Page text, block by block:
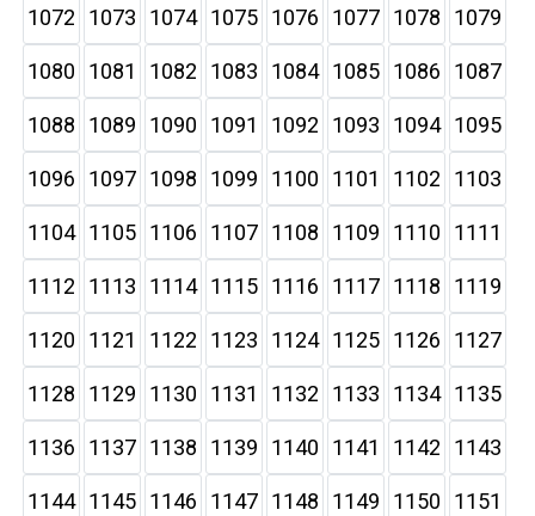
1072 1073 1074 1075 1076 1077 1078 1079
1080 1081 1082 1083 1084 1085 1086 1087
1088 1089 1090 1091 1092 1093 1094 1095
1096 1097 1098 1099 1100 1101 1102 1103
1104 1105 1106 1107 1108 1109 1110 1111
1112 1113 1114 1115 1116 1117 1118 1119
1120 1121 1122 1123 1124 1125 1126 1127
1128 1129 1130 1131 1132 1133 1134 1135
1136 1137 1138 1139 1140 1141 1142 1143
1144 1145 1146 1147 1148 1149 1150 1151